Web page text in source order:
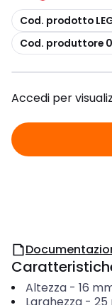
copia
Cod. prodotto
copia
Cod. produttore
Accedi per
Altezza- 16